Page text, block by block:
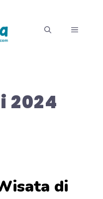
MENU
2024
di